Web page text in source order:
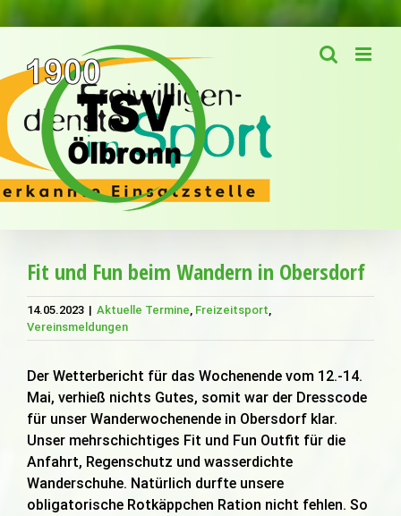
Inhalt
springen
Fit und Fun beim Wandern in Obersdorf
14.05.2023 | Aktuelle Termine, Freizeitsport,
Vereinsmeldungen
Der Wetterbericht für das Wochenende vom 12.-14.
Mai, verhieß nichts Gutes, somit war der Dresscode
für unser Wanderwochenende in Obersdorf klar.
Unser mehrschichtiges Fit und Fun Outfit für die
Anfahrt, Regenschutz und wasserdichte
Wanderschuhe. Natürlich durfte unsere
obligatorische Rotkäppchen Ration nicht fehlen. So